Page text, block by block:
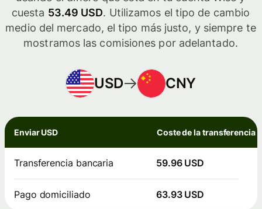
cuesta 53.49 USD. Utilizamos el tipo de cambio
medio del mercado, el tipo más justo, y siempre te
mostramos las comisiones por adelantado.
USD CNY
Enviar USD Coste de la transferencia
Transferencia bancaria 59.96 USD
Pago domiciliado 63.93 USD